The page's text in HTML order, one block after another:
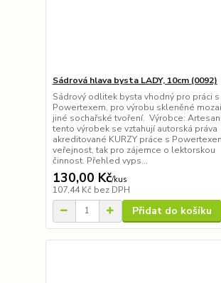
Sádrová hlava bysta LADY, 10cm (0092)
Sádrový odlitek bysta vhodný pro práci s
Powertexem, pro výrobu skleněné
jiné sochařské tvoření. Výrobce:
tento výrobek se vztahují autorská
akreditované KURZY práce s
veřejnost, tak pro zájemce o lektorskou
činnost. Přehled vyps...
130,00 Kč/kus
107,44 Kč bez DPH
Přidat do košíku